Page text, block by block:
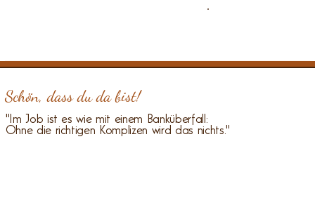
Schön, dass du da bist!
"Im Job ist es wie mit einem Banküberfall:
Ohne die richtigen Komplizen wird das nichts."